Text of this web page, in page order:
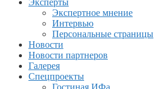
Эксперты
Экспертное мнение
Интервью
Персональные страницы
Новости
Новости партнеров
Галерея
Спецпроекты
Гостиная ИФа